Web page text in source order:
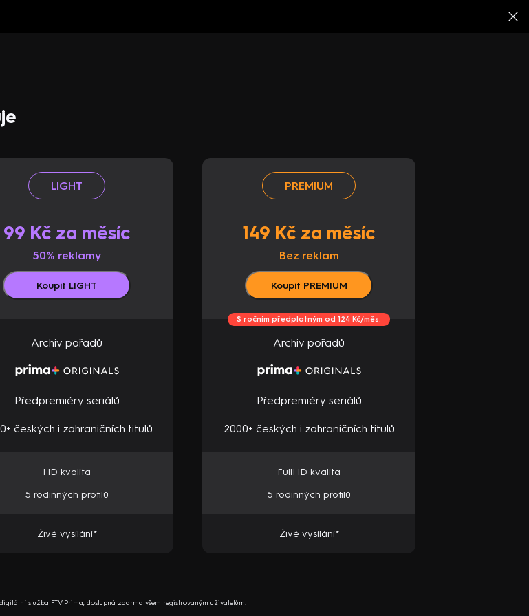
LIGHT
99 Kč za měsíc
50% reklamy
Koupit LIGHT
Archiv pořadů
Předpremiéry seriálů
českých i zahraničních titulů
HD kvalita
5 rodinných profilů
Živé vysílání*
PREMIUM
149 Kč za měsíc
Bez reklam
Koupit PREMIUM
S ročním předplatným od 124 Kč/měs.
Archiv pořadů
Předpremiéry seriálů
2000+ českých i zahraničních titulů
FullHD kvalita
5 rodinných profilů
Živé vysílání*
služba FTV Prima, dostupná zdarma všem registrovaným uživatelům.